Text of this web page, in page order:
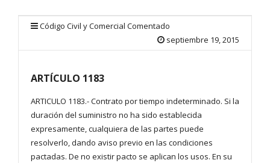
Código Civil y Comercial Comentado
septiembre 19, 2015
ARTÍCULO 1183
ARTICULO 1183.- Contrato por tiempo indeterminado. Si la
duración del suministro no ha sido establecida
expresamente, cualquiera de las partes puede
resolverlo, dando aviso previo en las condiciones
pactadas. De no existir pacto se aplican los usos. En su